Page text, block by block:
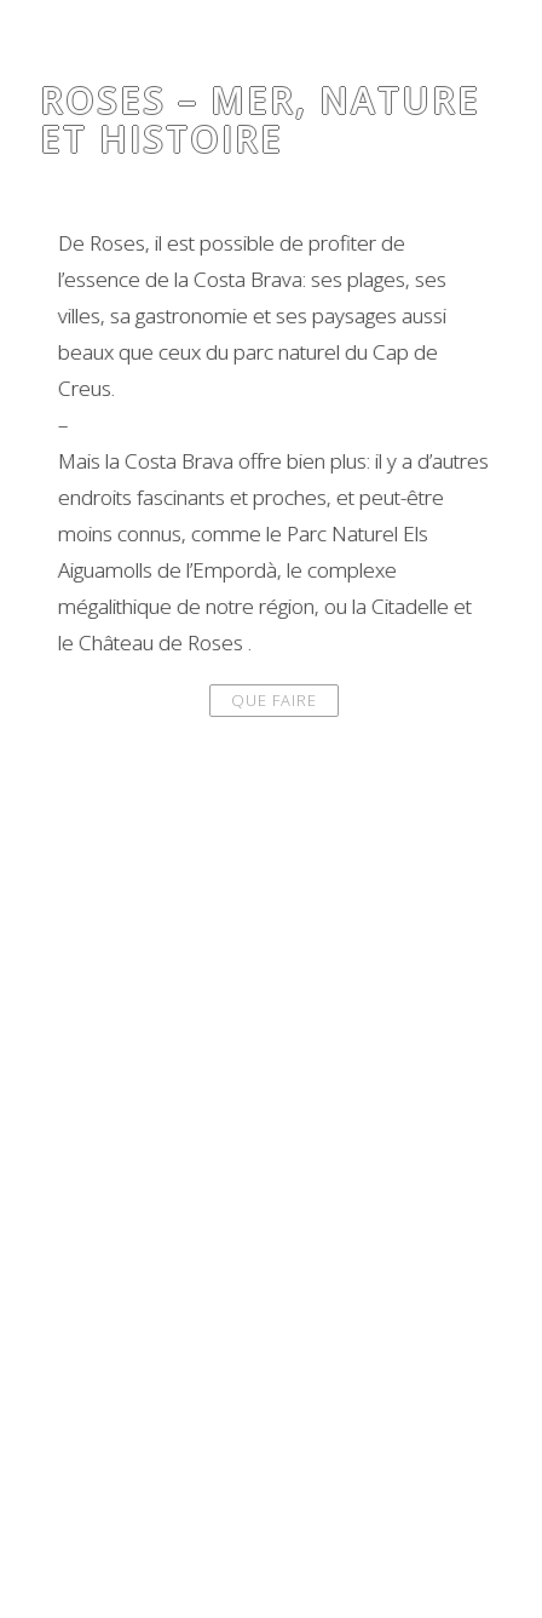
ROSES – MER, NATURE
ET HISTOIRE
De Roses, il est possible de profiter de
l’essence de la Costa Brava: ses plages, ses
villes, sa gastronomie et ses paysages aussi
beaux que ceux du parc naturel du Cap de
Creus.
–
Mais la Costa Brava offre bien plus: il y a d’autres
endroits fascinants et proches, et peut-être
moins connus, comme le Parc Naturel Els
Aiguamolls de l’Empordà, le complexe
mégalithique de notre région, ou la Citadelle et
le Château de Roses .
QUE FAIRE